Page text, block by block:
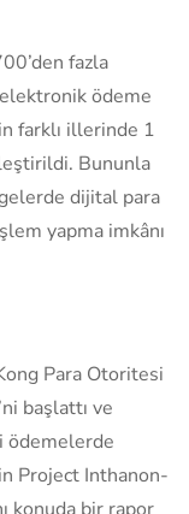
fazla
ödeme
farklı illerinde 1
Bununla
dijital para
yapma imkânı
Para Otoritesi
başlattı ve
ödemelerde
Project Inthanon-
konuda bir rapor